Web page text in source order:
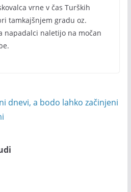
vrne v čas Turških
tamkajšnjem gradu oz.
napadalci naletijo na močan
dnevi, a bodo lahko začinjeni